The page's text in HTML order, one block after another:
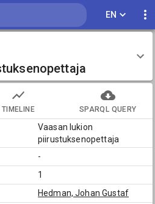
EN
TIMELINE SPARQL QUERY
Vaasan lukion
piirustuksenopettaja
-
1
Hedman, Johan Gustaf